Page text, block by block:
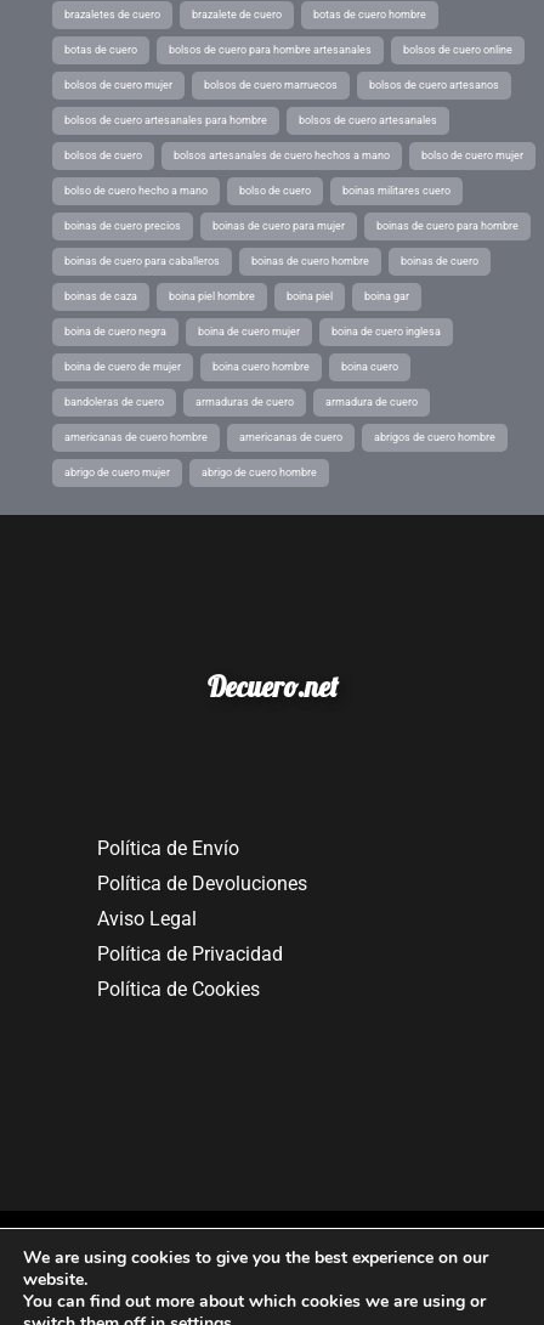
brazaletes de cuero brazalete de cuero botas de cuero hombre
botas de cuero bolsos de cuero para hombre artesanales bolsos de cuero online
bolsos de cuero mujer bolsos de cuero marruecos bolsos de cuero artesanos
bolsos de cuero artesanales para hombre bolsos de cuero artesanales
bolsos de cuero bolsos artesanales de cuero hechos a mano bolso de cuero mujer
bolso de cuero hecho a mano bolso de cuero boinas militares cuero
boinas de cuero precios boinas de cuero para mujer boinas de cuero para hombre
boinas de cuero para caballeros boinas de cuero hombre boinas de cuero
boinas de caza boina piel hombre boina piel boina gar
boina de cuero negra boina de cuero mujer boina de cuero inglesa
boina de cuero de mujer boina cuero hombre boina cuero
bandoleras de cuero armaduras de cuero armadura de cuero
americanas de cuero hombre americanas de cuero abrigos de cuero hombre
abrigo de cuero mujer abrigo de cuero hombre
Decuero.net
Política de Envío
Política de Devoluciones
Aviso Legal
Política de Privacidad
Política de Cookies
Copyright © 2025. All rights reserved.
We are using cookies to give you the best experience on our
website.
You can find out more about which cookies we are using or